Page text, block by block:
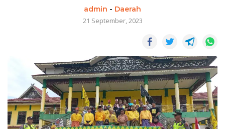
admin - Daerah
21 September, 2023